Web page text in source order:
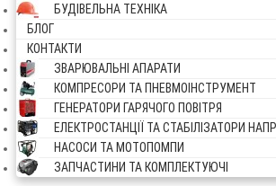
БУДІВЕЛЬНА ТЕХНІКА
БЛОГ
КОНТАКТИ
ЗВАРЮВАЛЬНІ АПАРАТИ
КОМПРЕСОРИ ТА ПНЕВМОІНСТРУМЕНТ
ГЕНЕРАТОРИ ГАРЯЧОГО ПОВІТРЯ
ЕЛЕКТРОСТАНЦІЇ ТА СТАБІЛІЗАТОРИ
НАСОСИ ТА МОТОПОМПИ
ЗАПЧАСТИНИ ТА КОМПЛЕКТУЮЧІ